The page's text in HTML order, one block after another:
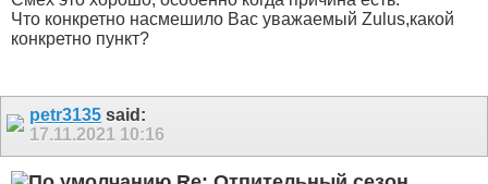
Что конкретно насмешило Вас уважаемый Zulus,какой
конкретно пункт?
petr3135 said:
17.11.2021 10:16